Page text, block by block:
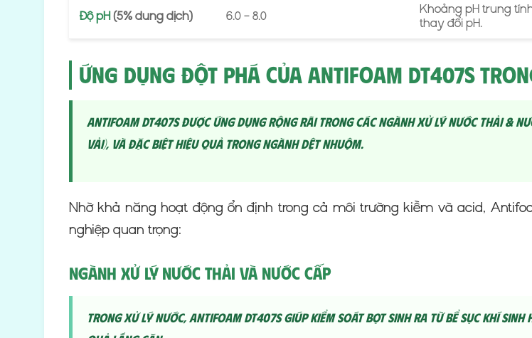
Độ pH(5% dung dịch) 6.0 – 8.0
Khoảng pH trung
thay đổi pH.
Ứng Dụng Đột Phá Của Antifoam DT407S
Antifoam DT407S được ứng dụng rộng rãi trong các ngành xử lý nước thải &
vải), và đặc biệt hiệu quả trong ngành dệt nhuộm.
Nhờ khả năng hoạt động ổn định trong cả môi trường kiềm và acid,
nghiệp quan trọng:
Ngành Xử Lý Nước Thải và Nước Cấp
Trong xử lý nước, Antifoam DT407S giúp kiểm soát bọt sinh ra từ bể sục khí